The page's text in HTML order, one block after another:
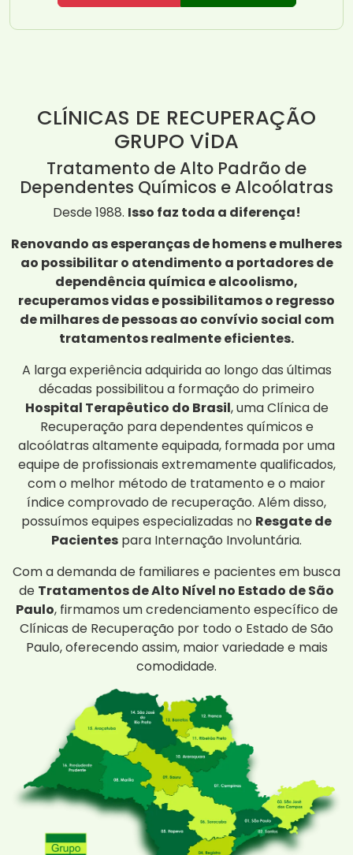
CLÍNICAS DE RECUPERAÇÃO
GRUPO ViDA
Tratamento de Alto Padrão de
Dependentes Químicos e Alcoólatras
Desde 1988. Isso faz toda a diferença!
Renovando as esperanças de homens e mulheres
ao possibilitar o atendimento a portadores de
dependência química e alcoolismo,
recuperamos vidas e possibilitamos o regresso
de milhares de pessoas ao convívio social com
tratamentos realmente eficientes.
A larga experiência adquirida ao longo das últimas
décadas possibilitou a formação do primeiro
Hospital Terapêutico do Brasil, uma Clínica de
Recuperação para dependentes químicos e
alcoólatras altamente equipada, formada por uma
equipe de profissionais extremamente qualificados,
com o melhor método de tratamento e o maior
índice comprovado de recuperação. Além disso,
possuímos equipes especializadas no Resgate de
Pacientes para Internação Involuntária.
Com a demanda de familiares e pacientes em busca
de Tratamentos de Alto Nível no Estado de São
Paulo, firmamos um credenciamento específico de
Clínicas de Recuperação por todo o Estado de São
Paulo, oferecendo assim, maior variedade e mais
comodidade.